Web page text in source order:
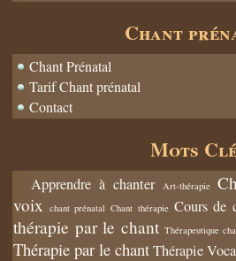
Chant
Chant Prénatal
Tarif Chant prénatal
Contact
Mots
Apprendre à chanter Art-thérapie
voix
chant prénatal Chant thérapie Cours de
thérapie par le chant Thérapeutique
Thérapie par le chant Thérapie